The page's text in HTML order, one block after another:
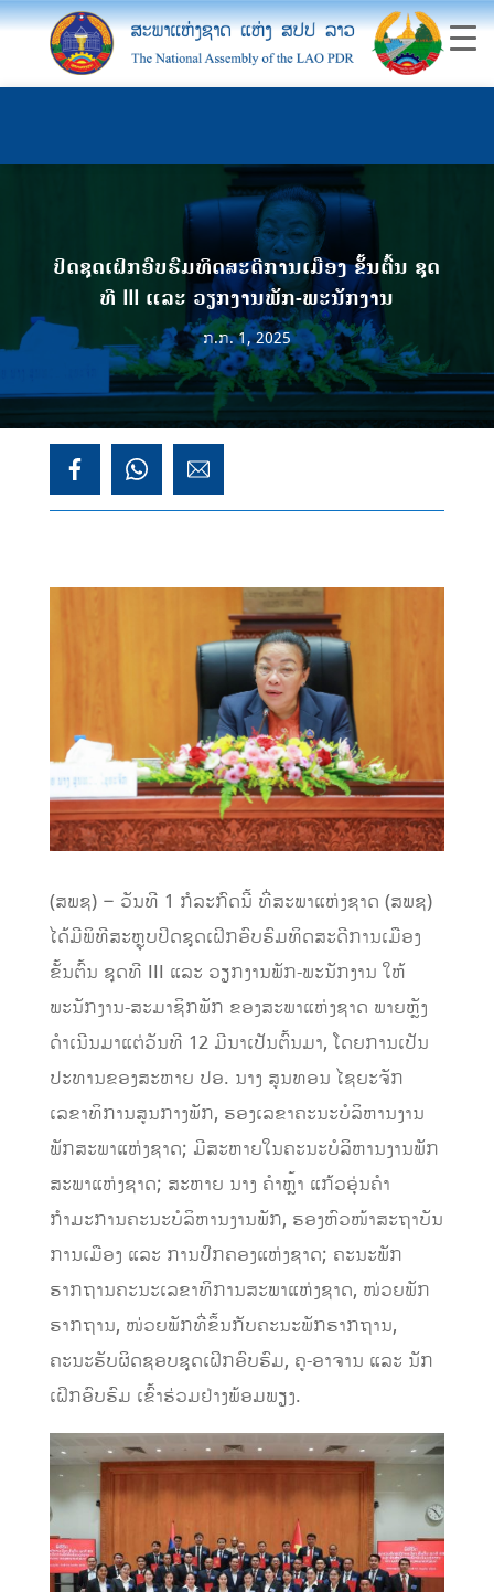
ປິດຊຸດເຝິກອົບຮົມທິດສະດີການເມືອງ ຂັ້ນຕົ້ນ ຊຸດ
ທີ III ແລະ ວຽກງານພັກ-ພະນັກງານ
ກ.ກ. 1, 2025
(ສພຊ) – ວັນທີ 1 ກໍລະກົດນີ້ ທີ່ສະພາແຫ່ງຊາດ (ສພຊ)
ໄດ້ມີພິທີສະຫຼຸບປິດຊຸດເຝິກອົບຮົມທິດສະດີການເມືອງ
ຂັ້ນຕົ້ນ ຊຸດທີ III ແລະ ວຽກງານພັກ-ພະນັກງານ ໃຫ້
ພະນັກງານ-ສະມາຊິກພັກ ຂອງສະພາແຫ່ງຊາດ ພາຍຫຼັງ
ດໍາເນີນມາແຕ່ວັນທີ 12 ມີນາເປັນຕົ້ນມາ, ໂດຍການເປັນ
ປະທານຂອງສະຫາຍ ປອ. ນາງ ສູນທອນ ໄຊຍະຈັກ
ເລຂາທິການສູນກາງພັກ, ຮອງເລຂາຄະນະບໍລິຫານງານ
ພັກສະພາແຫ່ງຊາດ; ມີສະຫາຍໃນຄະນະບໍລິຫານງານພັກ
ສະພາແຫ່ງຊາດ; ສະຫາຍ ນາງ ຄຳຫຼ້າ ແກ້ວອຸ່ນຄຳ
ກຳມະການຄະນະບໍລິຫານງານພັກ, ຮອງຫົວໜ້າສະຖາບັນ
ການເມືອງ ແລະ ການປົກຄອງແຫ່ງຊາດ; ຄະນະພັກ
ຮາກຖານຄະນະເລຂາທິການສະພາແຫ່ງຊາດ, ໜ່ວຍພັກ
ຮາກຖານ, ໜ່ວຍພັກທີ່ຂຶ້ນກັບຄະນະພັກຮາກຖານ,
ຄະນະຮັບຜິດຊອບຊຸດເຝິກອົບຮົມ, ຄູ-ອາຈານ ແລະ ນັກ
ເຝິກອົບຮົມ ເຂົ້າຮ່ວມຢ່າງພ້ອມພຽງ.